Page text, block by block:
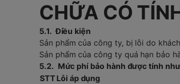
CHỮA CÓ
5.1. Điều kiện
Sản phẩm của công ty, bị lỗi do
Sản phẩm của công ty quá hạn bảo
5.2. Mức phí bảo hành được tính
STT Lỗi áp dụng